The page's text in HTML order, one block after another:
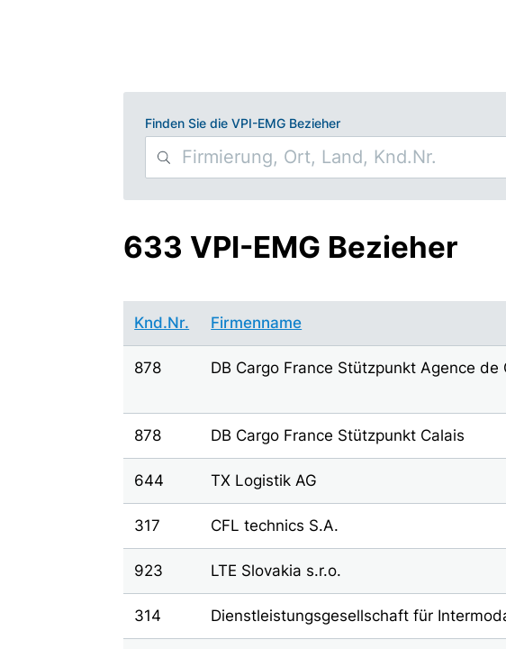
Finden Sie die VPI-EMG Bezieher
633 VPI-EMG Bezieher
Knd.Nr. Firmenname
878 DB Cargo France Stützpunkt Agence de
878 DB Cargo France Stützpunkt Calais
644 TX Logistik AG
317 CFL technics S.A.
923 LTE Slovakia s.r.o.
314 Dienstleistungsgesellschaft für